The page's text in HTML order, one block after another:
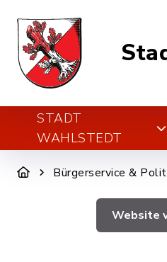
STADT
WAHLSTEDT
Bürgerservice &
Website